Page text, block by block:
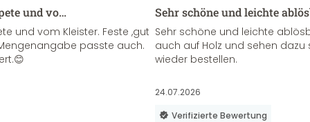
und vo…
und vom Kleister. Feste ,gut
passte auch.
Sehr schöne und leichte
Sehr schöne und leichte
auch auf Holz und sehen
wieder bestellen.
24.07.2026
Verifizierte Bewertung